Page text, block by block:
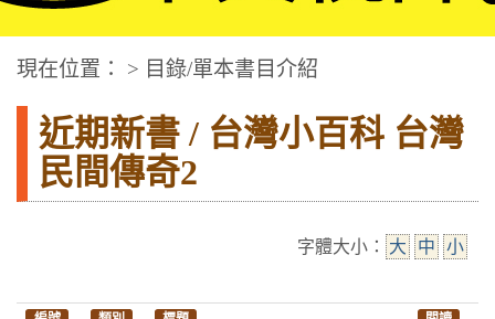
:::中央區塊
華文視障電子圖書網
現在位置： > 目錄/單本書目介紹
近期新書 / 台灣小百科 台灣
民間傳奇2
字體大小： 大 中 小